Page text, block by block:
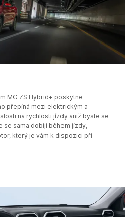
MG ZS Hybrid+ poskytne
přepíná mezi elektrickým a
na rychlosti jízdy aniž byste se
se sama dobíjí během jízdy,
který je vám k dispozici při